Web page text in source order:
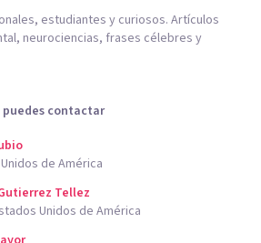
estudiantes y curiosos. Artículos
neurociencias, frases célebres y
puedes contactar
de América
Tellez
Unidos de América